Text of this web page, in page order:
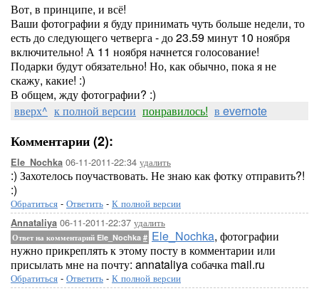
Вот, в принципе, и всё!
Ваши фотографии я буду принимать чуть больше недели, то
есть до следующего четверга - до 23.59 минут 10 ноября
включительно! А 11 ноября начнется голосование!
Подарки будут обязательно! Но, как обычно, пока я не
скажу, какие! :)
В общем, жду фотографии? :)
вверх^ к полной версии понравилось! в evernote
Комментарии (2):
Ele_Nochka 06-11-2011-22:34 удалить
:) Захотелось поучаствовать. Не знаю как фотку отправить?!
:)
Обратиться - Ответить - К полной версии
Annataliya 06-11-2011-22:37 удалить
Ответ на комментарий Ele_Nochka # Ele_Nochka, фотографии
нужно прикреплять к этому посту в комментарии или
присылать мне на почту: annataliya собачка mail.ru
Обратиться - Ответить - К полной версии